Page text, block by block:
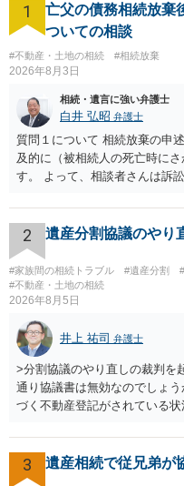
1
亡父の債務相続放棄
ついての相談
#不動産・土地の相続 #相続放棄
2026年8月3日
相続・遺言に強い弁護士
白井 弘昭 弁護士
質問１について 相続放棄の申
及的に（被相続人の死亡時に
す。 よって、相談者さんは訴
理証明を家庭裁判所で取得し
してください。 質問２につい
ば、第１回期日は出席する必
があり出席できない）との記
はないので、ｍｉｎｔｓでの
限までに届けばよい）で十分
にお問い合わせください。 以
2 遺産分割協議のやり
#家族間の相続トラブル #遺産分割
#不動産・土地の相続
2026年8月5日
井上 祐司 弁護士
>分割協議のやり直しの裁判を
通り協議書は無効なのでしょ
づく不動産登記がされている
方の訴訟の主張及び立証次第
医師の意見書、筆跡鑑定 が提
はありますが、 ・伯母様自身
3 遺産相続で従兄弟が